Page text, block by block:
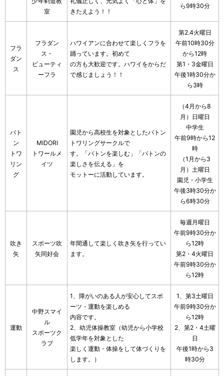
室
きたえよう！！
ら9時30分
フラ
ダン
ス
フラダン
ス・
ビューティ
ーフラ
ハワイアンに合わせて楽しくフラを
踊っています。初めて
の方も大歓迎です。ハワイをからだ
で感じましょう！！
第2.4火曜日
午前10時30分
から12時
第1・3金曜日
午後1時30分か
ら3時
バト
ン
トワ
リン
グ
MIDORI
トワールメ
イツ
園児から高校生を対象としたバトン
トワリングサークルで
す。「バトンを楽しむ」「バトンの
楽しさを伝える」を
モットーに活動しています。
（4月から8
月）日曜日
中学生
午前9時から12
時
（1月から3
月）土曜日
園児・小学生
午後3時30分か
ら6時30分
吹き
矢
スポーツ吹
矢同好会
年間通して楽しく吹き矢を行ってい
ます。
毎週月曜日
午前9時30分か
ら12時
第2・4火曜日
午前9時30分か
ら12時
運動
中野スマイ
ル
スポーツク
ラブ
1、障がいのある人が安心してスポ
ーツ・運動を楽しめる
内容です。
2、幼児体操教室（幼児から小学校
低学年を対象とした
楽しく運動・体操をして体づくりを
します。）
1、第3土曜日
午前9時30分か
ら12時
2、第2・4土曜
日
午後1時から3
時30分